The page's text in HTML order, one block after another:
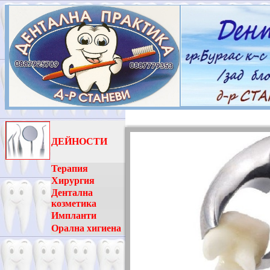
ДЕЙНОСТИ
Терапия
Хирургия
Дентална
козметика
Импланти
Орална хигиена